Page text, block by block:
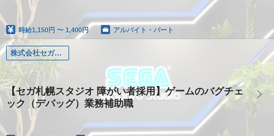
時給1,150円 〜 1,400円 アルバイト・パート
株式会社セガ札幌スタジオ
【セガ札幌スタジオ 障がい者採用】ゲームのバグチェ
ック（デバッグ）業務補助職